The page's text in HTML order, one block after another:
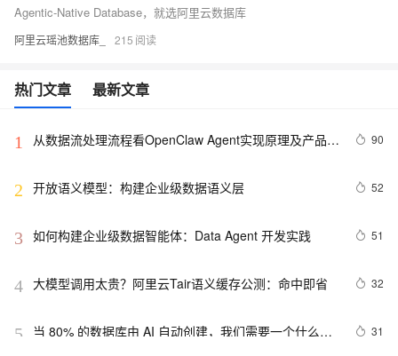
Agentic-Native Database，就选阿里云数据库
阿里云瑶池数据库_ 215
热门文章 最新文章
1
从数据流处理流程看OpenClaw Agent实现原理及产品机
90
2 开放语义模型：构建企业级数据语义层 52
3 如何构建企业级数据智能体：Data Agent 开发实践 51
4 大模型调用太贵？阿里云Tair语义缓存公测：命中即省 32
5
当 80% 的数据库由 AI 自动创建，我们需要一个什么样
31